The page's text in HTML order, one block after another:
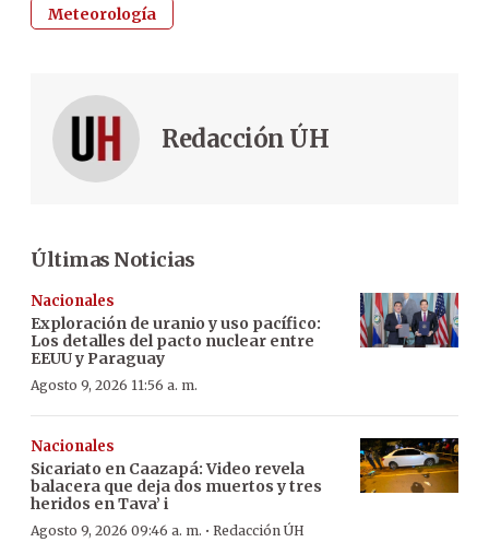
Meteorología
Redacción ÚH
Últimas Noticias
Nacionales
Exploración de uranio y uso pacífico:
Los detalles del pacto nuclear entre
EEUU y Paraguay
Agosto 9, 2026 11:56 a. m.
Nacionales
Sicariato en Caazapá: Video revela
balacera que deja dos muertos y tres
heridos en Tava’ i
Agosto 9, 2026 09:46 a. m. · Redacción ÚH